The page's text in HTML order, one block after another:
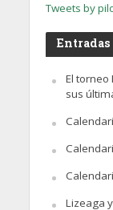
Tweets by
El
sus
Lizeaga